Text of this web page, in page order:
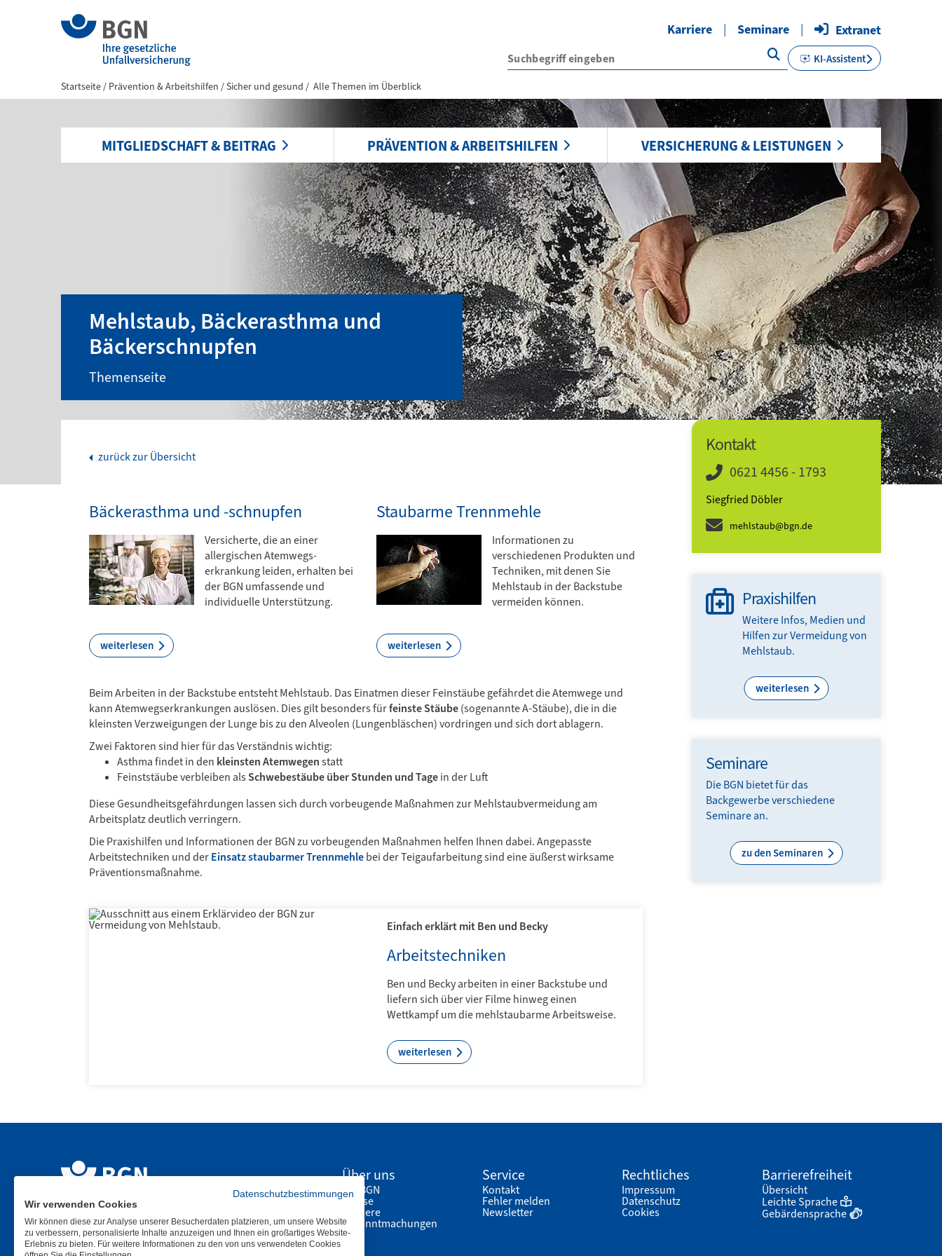
Karriere Seminare Extranet
KI-Assistent
MITGLIEDSCHAFT & BEITRAG PRÄVENTION & ARBEITSHILFEN VERSICHERUNG & LEISTUNGEN
Startseite Prävention & Arbeitshilfen Sicher und gesund Alle Themen im Überblick
Mehlstaub, Bäckerasthma und
Bäckerschnupfen
Themenseite
zurück zur Übersicht
Bäckerasthma und -schnupfen
Versicherte, die an einer
allergischen Atemwegs­
erkrankung leiden, erhalten bei
der BGN umfassende und
individuelle Unterstützung.
weiterlesen
Staubarme Trennmehle
Informationen zu
verschiedenen Produkten und
Techniken, mit denen Sie
Mehlstaub in der Backstube
vermeiden können.
weiterlesen
Beim Arbeiten in der Backstube entsteht Mehlstaub. Das Einatmen dieser Feinstäube gefährdet die Atemwege und
kann Atemwegserkrankungen auslösen. Dies gilt besonders fürfeinste Stäube(sogenannte A-Stäube), die in die
kleinsten Verzweigungen der Lunge bis zu den Alveolen (Lungenbläschen) vordringen und sich dort ablagern.
Zwei Faktoren sind hier für das Verständnis wichtig:
Asthma findet in den kleinsten Atemwegenstatt
Feinststäube verbleiben alsSchwebestäube über Stunden und Tagein der Luft
Diese Gesundheitsgefährdungen lassen sich durch vorbeugende Maßnahmen zur Mehlstaubvermeidung am
Arbeitsplatz deutlich verringern.
Die Praxishilfen und Informationen der BGN zu vorbeugenden Maßnahmen helfen Ihnen dabei. Angepasste
Arbeitstechniken und derEinsatz staubarmer Trennmehlebei der Teigaufarbeitung sind eine äußerst wirksame
Präventionsmaßnahme.
Einfach erklärt mit Ben und Becky
Arbeitstechniken
Ben und Becky arbeiten in einer Backstube und
liefern sich über vier Filme hinweg einen
Wettkampf um die mehlstaubarme Arbeitsweise.
weiterlesen
Kontakt
0621 4456 - 1793
Siegfried Döbler
mehlstaub@bgn.de
Praxishilfen
Weitere Infos, Medien und
Hilfen zur Ver­meidung von
Mehl­staub.
weiterlesen
Seminare
Die BGN bietet für das
Backgewerbe ver­schie­de­ne
Seminare an.
zu den Seminaren
Über uns
Die BGN
Presse
Karriere
Bekanntmachungen
Service
Kontakt
Fehler melden
Newsletter
Rechtliches
Impressum
Datenschutz
Cookies
Barrierefreiheit
Übersicht
Leichte Sprache
Gebärdensprache
Datenschutzbestimmungen
Wir verwenden Cookies
Wir können diese zur Analyse unserer Besucherdaten platzieren, um unsere Website
zu verbessern, personalisierte Inhalte anzuzeigen und Ihnen ein großartiges Website-
Erlebnis zu bieten. Für weitere Informationen zu den von uns verwendeten Cookies